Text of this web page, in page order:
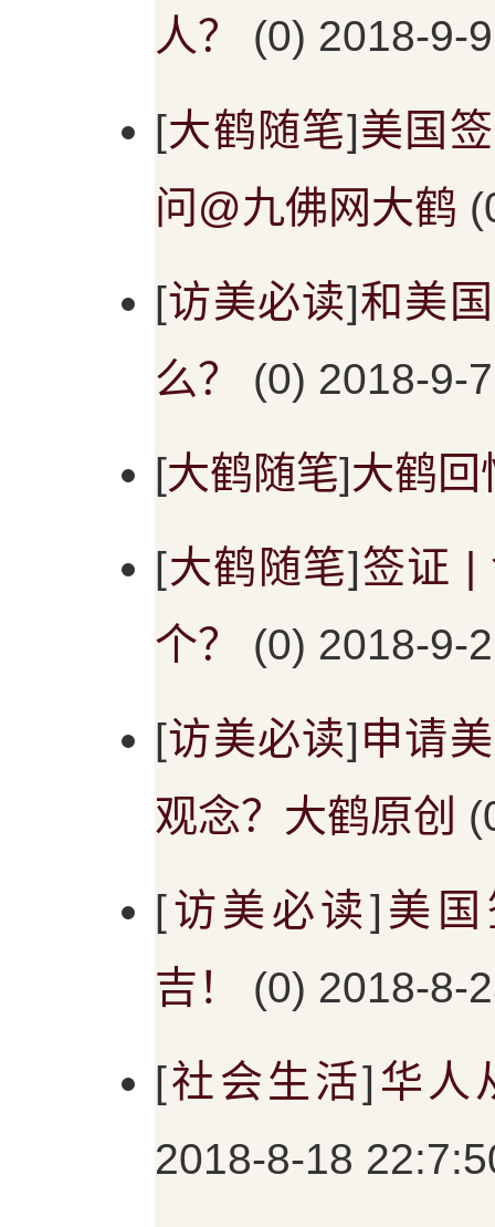
人？
(0) 2018-9-
[大鹤随笔]美国
问@九佛网大鹤
[访美必读]和美
么？
(0) 2018-9-
[大鹤随笔]大鹤回
[大鹤随笔]签证 |
个？
(0) 2018-9-
[访美必读]申请
观念？大鹤原创
[访美必读] 美
吉！
(0) 2018-8-
[社会生活] 华人
2018-8-18